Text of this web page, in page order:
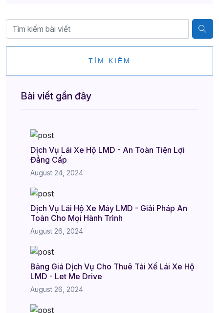
TÌM KIẾM
Bài viết gần đây
Dịch Vụ Lái Xe Hộ LMD - An Toàn Tiện Lợi
Đẳng Cấp
August 24, 2024
Dịch Vụ Lái Hộ Xe Máy LMD - Giải Pháp An
Toàn Cho Mọi Hành Trình
August 26, 2024
Bảng Giá Dịch Vụ Cho Thuê Tài Xế Lái Xe Hộ
LMD - Let Me Drive
August 26, 2024